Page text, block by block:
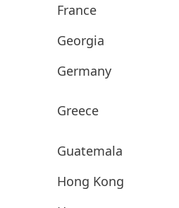
France
Georgia
Germany
Greece
Guatemala
Hong Kong